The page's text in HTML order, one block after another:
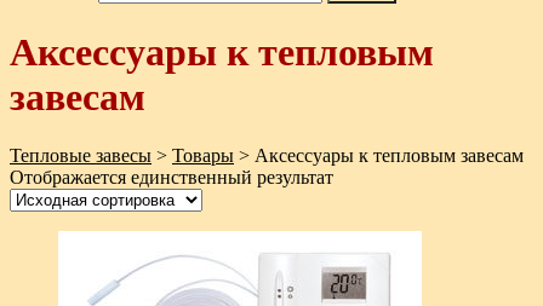
Аксессуары к тепловым
завесам
Тепловые завесы > Товары > Аксессуары к тепловым завесам
Отображается единственный результат